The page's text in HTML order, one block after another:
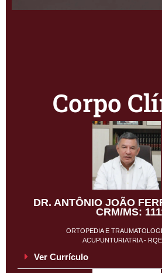
Corpo
DR. ANTÔNIO JOÃO
CRM/MS:
ORTOPEDIA E
ACUPUNTURIATRIA -
Ver Currículo